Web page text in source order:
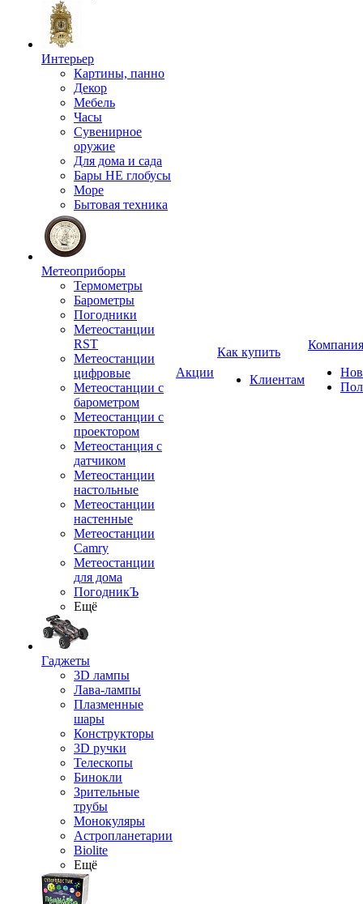
Интерьер
Картины, панно
Декор
Мебель
Часы
Сувенирное
оружие
Для дома и сада
Бары НЕ глобусы
Море
Бытовая техника
Метеоприборы
Термометры
Барометры
Погодники
Метеостанции
RST
Метеостанции
цифровые
Метеостанции с
барометром
Метеостанции с
проектором
Метеостанция с
датчиком
Метеостанции
настольные
Метеостанции
настенные
Метеостанции
Camry
Метеостанции
для дома
ПогодникЪ
Ещё
Гаджеты
3D лампы
Лава-лампы
Плазменные
шары
Конструкторы
3D ручки
Телескопы
Бинокли
Зрительные
трубы
Монокуляры
Астропланетарии
Biolite
Ещё
Акции
Как купить
Клиентам
Компания